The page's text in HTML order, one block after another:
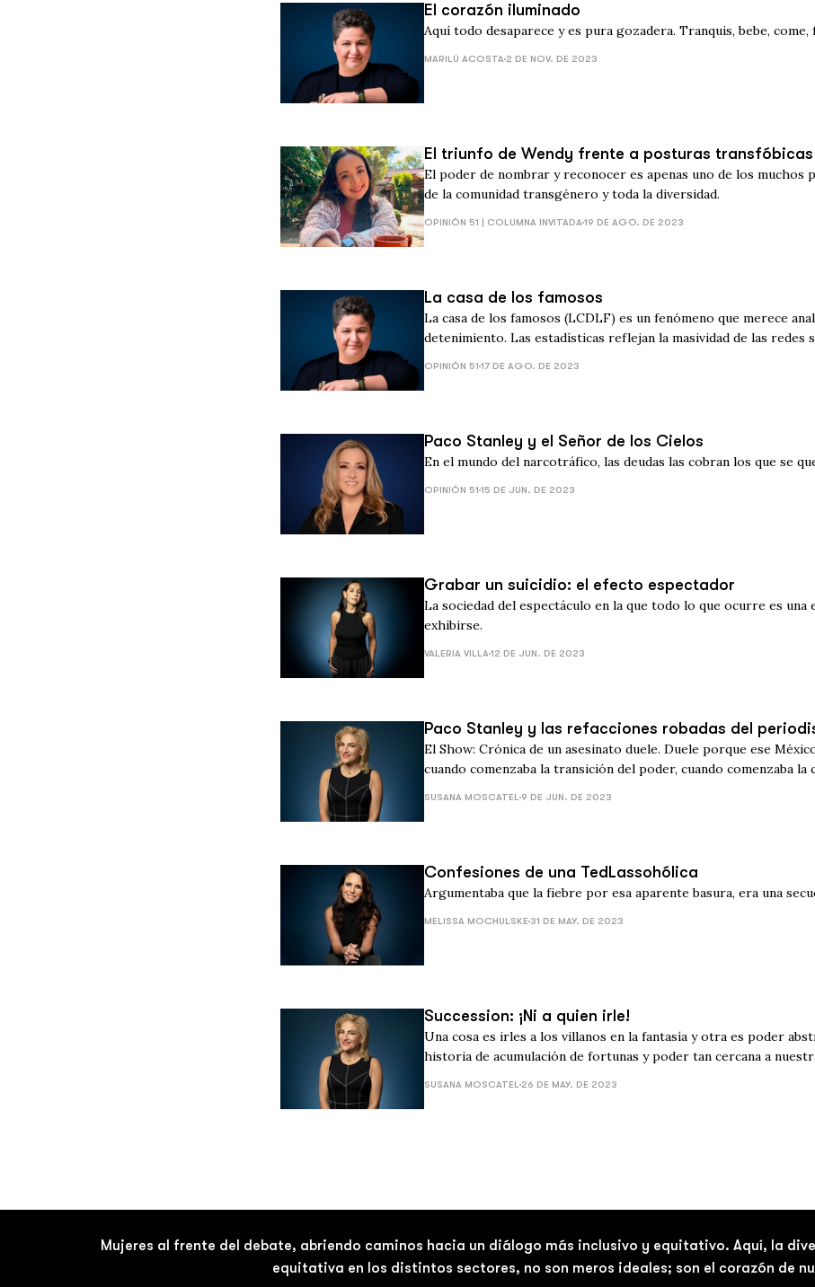
El corazón iluminado
Aquí todo desaparece y es pura gozadera. Tranquis, bebe, come,
MARILÚ ACOSTA 2 DE NOV. DE 2023
El triunfo de Wendy frente a posturas transfóbicas
El poder de nombrar y reconocer es apenas uno de los muchos
de la comunidad transgénero y toda la diversidad.
OPINIÓN 51 | COLUMNA INVITADA19 DE AGO. DE 2023
La casa de los famosos
La casa de los famosos (LCDLF) es un fenómeno que merece
detenimiento. Las estadísticas reflejan la masividad de las redes
OPINIÓN 51 17 DE AGO. DE 2023
Paco Stanley y el Señor de los Cielos
En el mundo del narcotráfico, las deudas las cobran los que se
OPINIÓN 51 15 DE JUN. DE 2023
Grabar un suicidio: el efecto espectador
La sociedad del espectáculo en la que todo lo que ocurre es una
exhibirse.
VALERIA VILLA12 DE JUN. DE 2023
Paco Stanley y las refacciones robadas del
El Show: Crónica de un asesinato duele. Duele porque ese
cuando comenzaba la transición del poder, cuando comenzaba la
SUSANA MOSCATEL 9 DE JUN. DE 2023
Confesiones de una TedLassohólica
Argumentaba que la fiebre por esa aparente basura, era una
MELISSA MOCHULSKE 31 DE MAY. DE 2023
Succession: ¡Ni a quien irle!
Una cosa es irles a los villanos en la fantasía y otra es poder
historia de acumulación de fortunas y poder tan cercana a
SUSANA MOSCATEL 26 DE MAY. DE 2023
Mujeres al frente del debate, abriendo caminos hacia un diálogo más inclusivo y equitativo. Aquí, la
equitativa en los distintos sectores, no son meros ideales; son el corazón de